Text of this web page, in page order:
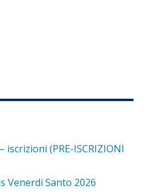
(PRE-ISCRIZIONI
Venerdi Santo 2026